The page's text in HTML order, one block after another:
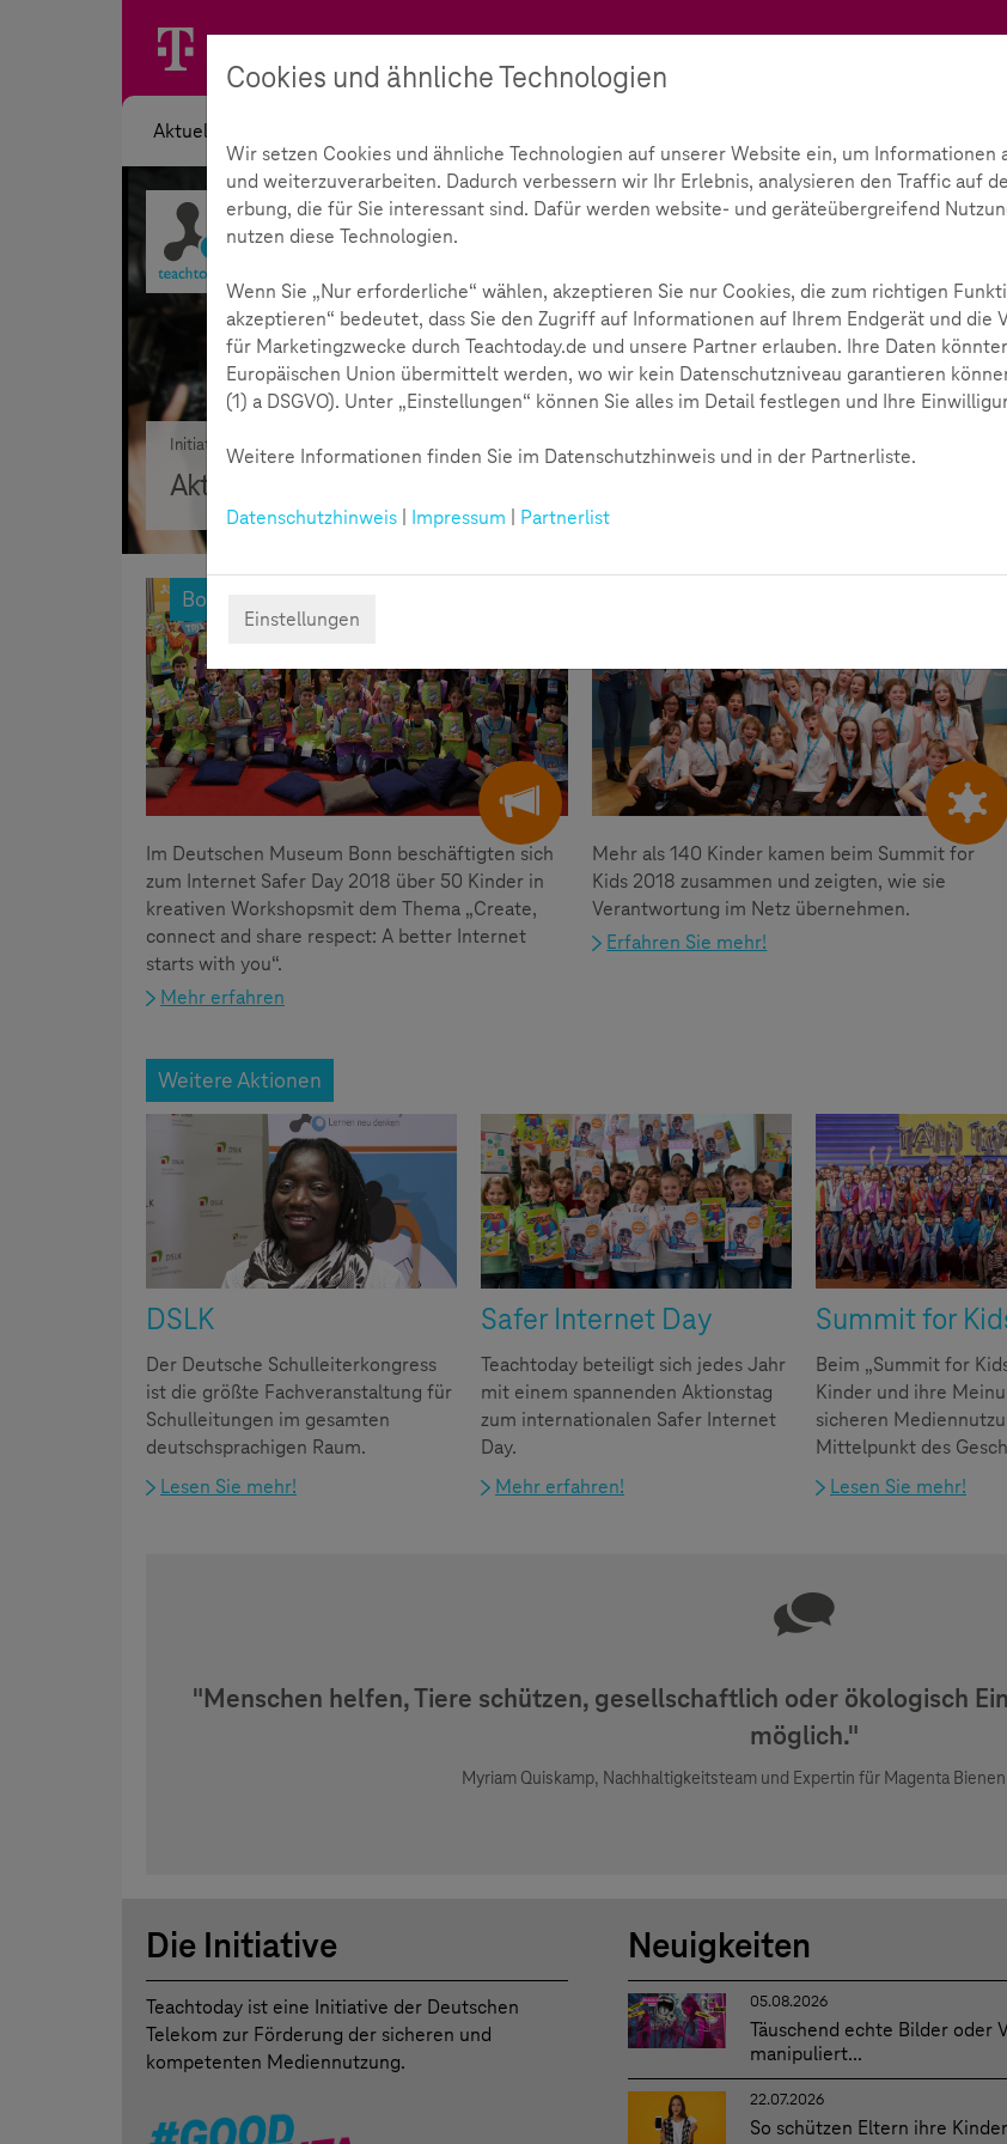
Aktuelles
Initiative Rückblick
Aktionen im Rückblick
Bonn
Im Deutschen Museum Bonn beschäftigten sich
zum Internet Safer Day 2018 über 50 Kinder in
kreativen Workshopsmit dem Thema „Create,
connect and share respect: A better Internet
starts with you“.
Mehr erfahren
Mehr als 140 Kinder kamen beim Summit for
Kids 2018 zusammen und zeigten, wie sie
Verantwortung im Netz übernehmen.
Erfahren Sie mehr!
Weitere Aktionen
DSLK
Der Deutsche Schulleiterkongress
ist die größte Fachveranstaltung für
Schulleitungen im gesamten
deutschsprachigen Raum.
Lesen Sie mehr!
Safer Internet Day
Teachtoday beteiligt sich jedes Jahr
mit einem spannenden Aktionstag
zum internationalen Safer Internet
Day.
Mehr erfahren!
Summit for
Beim „Summit for
Kinder und ihre
sicheren
Mittelpunkt des
Lesen Sie mehr!
"Menschen helfen, Tiere schützen, gesellschaftlich oder ökologisch
möglich."
Myriam Quiskamp, Nachhaltigkeitsteam und Expertin für Magenta
Die Initiative
Teachtoday ist eine Initiative der Deutschen
Telekom zur Förderung der sicheren und
kompetenten Mediennutzung.
Neuigkeiten
05.08.2026
Täuschend echte Bilder oder
manipuliert...
22.07.2026
So schützen Eltern ihre
Cookies und ähnliche Technologien
Wir setzen Cookies und ähnliche Technologien auf unserer Website ein, um Informationen
und weiterzuverarbeiten. Dadurch verbessern wir Ihr Erlebnis, analysieren den Traffic auf
erbung, die für Sie interessant sind. Dafür werden website- und geräteübergreifend
nutzen diese Technologien.
Wenn Sie „Nur erforderliche“ wählen, akzeptieren Sie nur Cookies, die zum richtigen
akzeptieren“ bedeutet, dass Sie den Zugriff auf Informationen auf Ihrem Endgerät und die
für Marketingzwecke durch Teachtoday.de und unsere Partner erlauben. Ihre Daten
Europäischen Union übermittelt werden, wo wir kein Datenschutzniveau garantieren
(1) a DSGVO). Unter „Einstellungen“ können Sie alles im Detail festlegen und Ihre
Weitere Informationen finden Sie im Datenschutzhinweis und in der Partnerliste.
Datenschutzhinweis Impressum Partnerlist
Einstellungen